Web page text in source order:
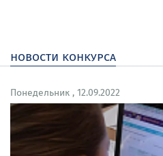
новости конкурса
Понедельник , 12.09.2022